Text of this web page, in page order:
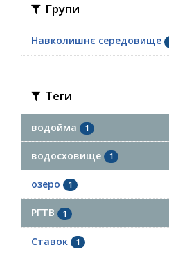
Групи
Навколишнє середовище
Теги
водойма 1
водосховище 1
озеро 1
РГТВ 1
Ставок 1